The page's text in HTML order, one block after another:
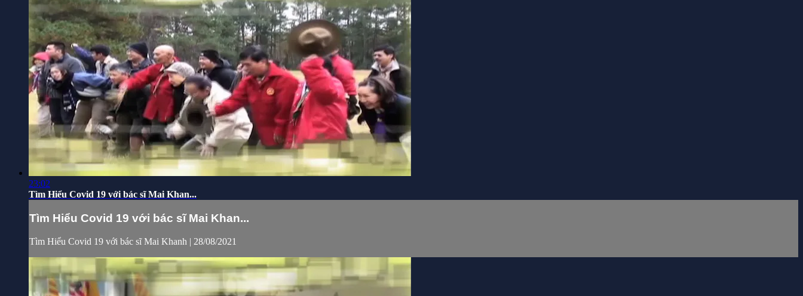
23:02
Tìm Hiểu Covid 19 với bác sĩ Mai Khan...
Tìm Hiểu Covid 19 với bác sĩ Mai Khan...
Tìm Hiểu Covid 19 với bác sĩ Mai Khanh | 28/08/2021